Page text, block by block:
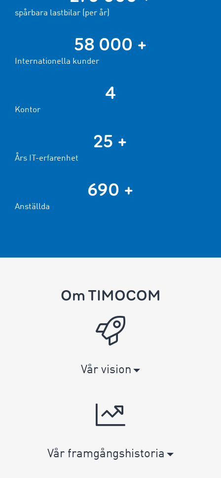
spårbara lastbilar (per år)
58 000 +
Internationella kunder
4
Kontor
25 +
Års IT-erfarenhet
690 +
Anställda
Om TIMOCOM
Vår vision
Vår framgångshistoria